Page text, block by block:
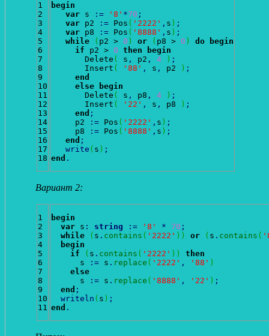
1
2
3
4
5
6
7
8
9
10
11
12
13
14
15
16
17
begin
var s : = '8' *70 ;
var p2 : = Pos ( '2222' , s ) ;
var p8 : = Pos ( '8888' , s ) ;
while
( p2 > 0 ) or ( p8 > 0 ) do
begin
if p2 > 0 then
begin
       Delete
( s , p2 , 4 ) ;
       Insert
( '88' , s , p2 ) ;
end
else
begin
       Delete
( s , p8 , 4 ) ;
       Insert
( '22' , s , p8 ) ;
end ;
     p2
: = Pos ( '2222' , s ) ;
     p8
: = Pos ( '8888' , s ) ;
end ;
write ( s ) ;
end .
Вариант 2:
1
2
3
4
5
6
7
8
9
10
begin
var s : string : = '8' * 70 ;
while
( s . contains ( '2222' ) ) or ( s . contains (
begin
if
( s . contains ( '2222' ) )
then
      s
: = s . replace ( '2222' , '88' )
else
      s
: = s . replace ( '8888' , '22' ) ;
end ;
writeln ( s ) ;
end .